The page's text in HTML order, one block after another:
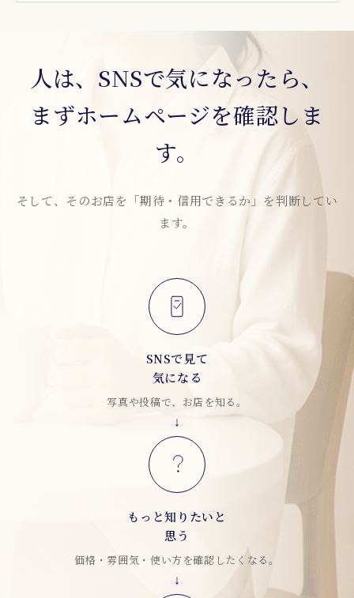
人は、SNSで気になったら、
まずホームページを確認しま
す。
そして、そのお店を「期待・信用できるか」を判断してい
ます。
SNSで見て
気になる
写真や投稿で、お店を知る。
もっと知りたいと
思う
価格・雰囲気・使い方を確認したくなる。